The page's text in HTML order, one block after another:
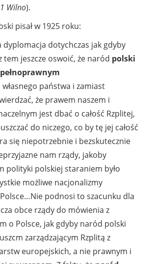
Wilno).
pisał w 1925 roku:
dyplomacja dotychczas jak gdyby
tem jeszcze oswoić, że naród polski
własnego państwa i zamiast
że prawem naszem i
jest dbać o całość Rzplitej,
do niczego, co by tę jej całość
się niepotrzebnie i bezskutecznie
nam rządy, jakoby
polityki polskiej staraniem było
możliwe nacjonalizmy
podnosi to szacunku dla
obce rządy do mówienia z
o Polsce, jak gdyby naród polski
zarządzającym Rzplitą z
europejskich, a nie prawnym i